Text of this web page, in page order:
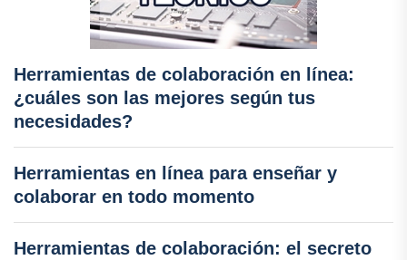
Herramientas de colaboración en línea:
¿cuáles son las mejores según tus
necesidades?
Herramientas en línea para enseñar y
colaborar en todo momento
Herramientas de colaboración: el secreto